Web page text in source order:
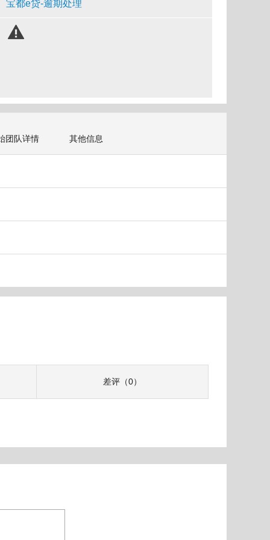
宝都e贷-逾期处理
团队详情 其他信息
差评（0）